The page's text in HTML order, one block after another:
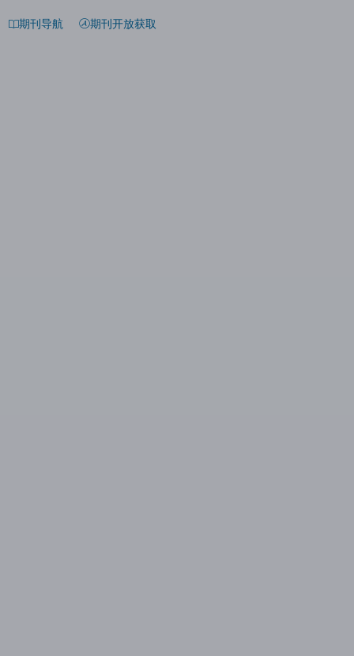
期刊导航 期刊开放获取